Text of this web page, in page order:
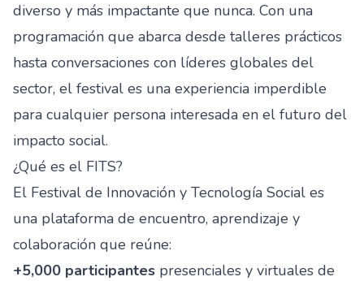
diverso y más impactante que nunca. Con una
programación que abarca desde talleres prácticos
hasta conversaciones con líderes globales del
sector, el festival es una experiencia imperdible
para cualquier persona interesada en el futuro del
impacto social.
¿Qué es el FITS?
El Festival de Innovación y Tecnología Social es
una plataforma de encuentro, aprendizaje y
colaboración que reúne:
+5,000 participantes presenciales y virtuales de